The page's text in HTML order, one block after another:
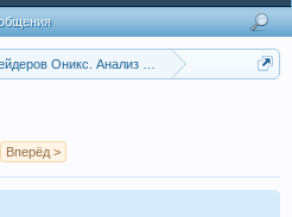
Оникс. Анализ и обсуждение рынка
Вперёд >